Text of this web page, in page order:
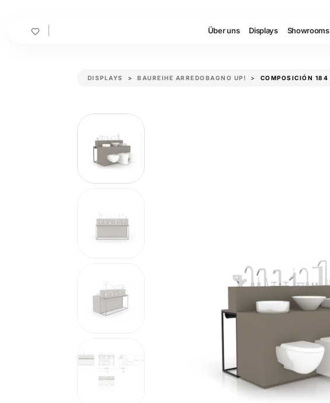
Cart Über uns Displays Showrooms
DISPLAYS BAUREIHE ARREDOBAGNO UP! COMPOSICIÓN 184